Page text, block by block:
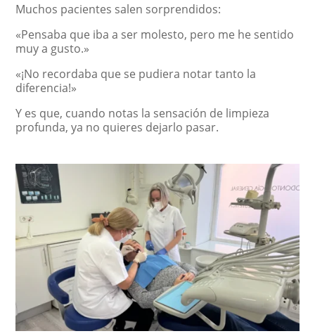
Muchos pacientes salen sorprendidos:
«Pensaba que iba a ser molesto, pero me he sentido
muy a gusto.»
«¡No recordaba que se pudiera notar tanto la
diferencia!»
Y es que, cuando notas la sensación de limpieza
profunda, ya no quieres dejarlo pasar.